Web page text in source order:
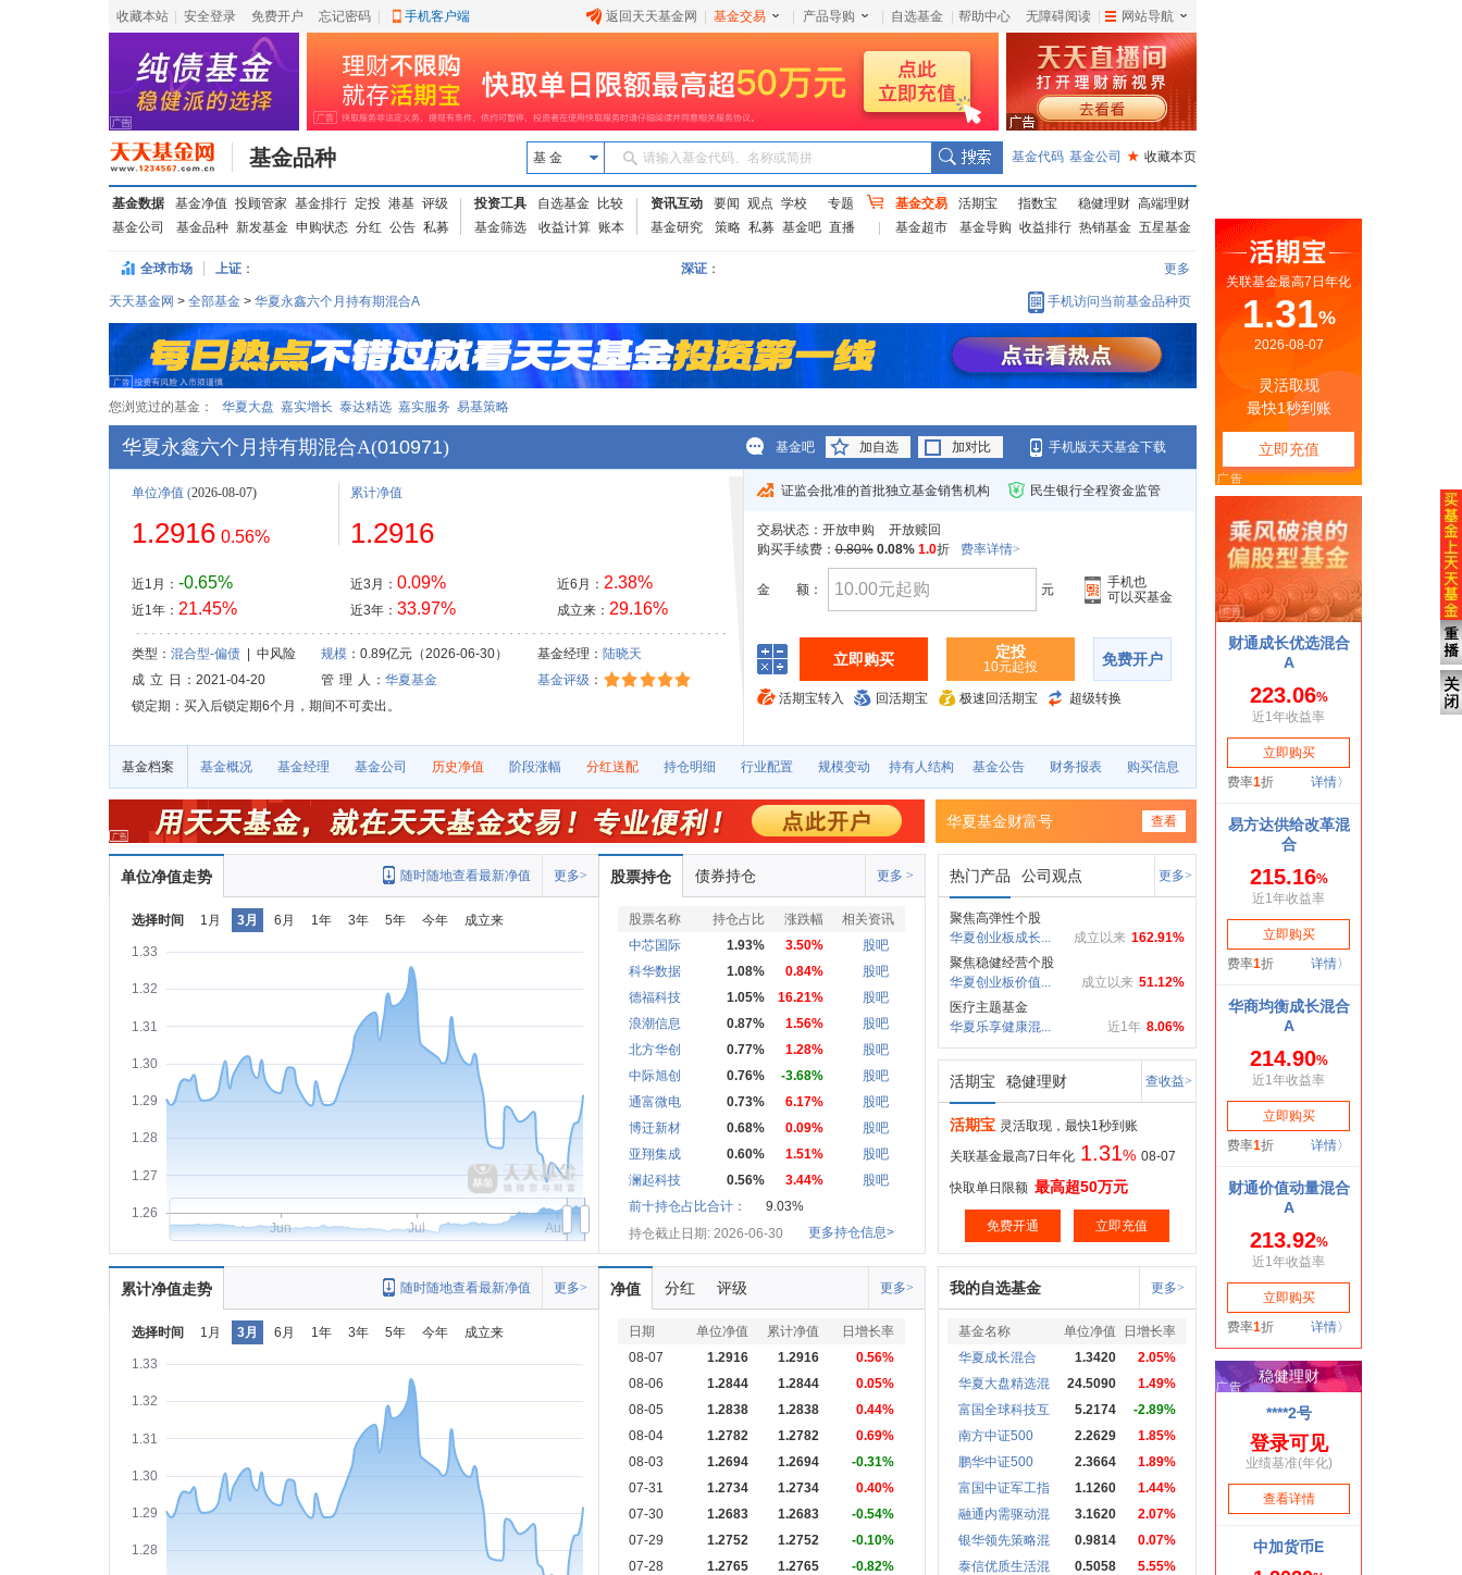
收藏本站 安全登录 免费开户 忘记密码 手机客户端 返回天天基金网 基金交易 产品导购 自选基金 帮助中心 无障碍阅读 网站导航
基金品种 基 金 请输入基金代码、名称或简拼 基金代码 基金公司 ★ 收藏本页
基金数据 基金净值 投顾管家 基金排行 定投 港基 评级
基金公司
基金品种 新发基金 申购状态 分红 公告 私募
投资工具 自选基金
比较
基金筛选
收益计算 账本
资讯互动 要闻 观点 学校
专题
基金研究
策略 私募 基金吧 直播
基金交易 活期宝 指数宝 稳健理财 高端理财
基金超市
基金导购 收益排行 热销基金 五星基金
全球市场 上证： 深证： 更多
天天基金网 > 全部基金 > 华夏永鑫六个月持有期混合A 手机访问当前基金品种页
您浏览过的基金： 华夏大盘 嘉实增长 泰达精选 嘉实服务 易基策略
华夏永鑫六个月持有期混合A(010971) 基金吧 加自选 加对比 手机版天天基金下载
单位净值 (2026-08-07)
1.2916 0.56%
近1月： -0.65%
近1年： 21.45%
累计净值
1.2916
近3月： 0.09%
近3年： 33.97%
近6月： 2.38%
成立来： 29.16%
类型： 混合型-偏债| 中风险 规模：0.89亿元（2026-06-30） 基金经理： 陆晓天
成 立 日
：2021-04-20 管 理 人 ： 华夏基金 基金评级 ：
锁定期：买入后锁定期6个月，期间不可卖出。
证监会批准的首批独立基金销售机构 民生银行全程资金监管
交易状态： 开放申购
开放赎回
购买手续费：0.80% 0.08% 1.0折 费率详情>
金 额： 元
手机也
可以买基金
立即购买 定投
10元起投 免费开户
活期宝转入 回活期宝 极速回活期宝 超级转换
基金档案 基金概况 基金经理 基金公司 历史净值 阶段涨幅 分红送配 持仓明细 行业配置 规模变动 持有人结构 基金公告 财务报表 购买信息
华夏基金财富号 查看
单位净值走势 更多>
随时随地查看最新净值
选择时间 1月 3月 6月 1年 3年 5年 今年 成立来
1.26
1.27
1.28
1.29
1.30
1.31
1.32
1.33
Jun Jul Aug
股票持仓 债券持仓 更多 >
股票名称 持仓占比 涨跌幅
相关资讯
中芯国际
1.93% 3.50%
股吧
科华数据
1.08% 0.84%
股吧
德福科技
1.05% 16.21%
股吧
浪潮信息
0.87% 1.56%
股吧
北方华创
0.77% 1.28%
股吧
中际旭创
0.76% -3.68%
股吧
通富微电
0.73% 6.17%
股吧
博迁新材
0.68% 0.09%
股吧
亚翔集成
0.60% 1.51%
股吧
澜起科技
0.56% 3.44%
股吧
前十持仓占比合计：
9.03%
持仓截止日期: 2026-06-30
更多持仓信息>
热门产品 公司观点 更多>
聚焦高弹性个股
162.91%
成立以来
华夏创业板成长...
聚焦稳健经营个股
51.12%
成立以来
华夏创业板价值...
医疗主题基金
8.06%
近1年
华夏乐享健康混...
活期宝 稳健理财 查收益>
活期宝 灵活取现，最快1秒到账
关联基金最高7日年化 1.31% 08-07
快取单日限额 最高超50万元
免费开通 立即充值
累计净值走势 更多>
随时随地查看最新净值
选择时间 1月 3月 6月 1年 3年 5年 今年 成立来
1.28
1.29
1.30
1.31
1.32
1.33
净值 分红 评级 更多>
日期 单位净值 累计净值
日增长率
08-07
1.2916 1.2916
0.56%
08-06
1.2844 1.2844
0.05%
08-05
1.2838 1.2838
0.44%
08-04
1.2782 1.2782
0.69%
08-03
1.2694 1.2694
-0.31%
07-31
1.2734 1.2734
0.40%
07-30
1.2683 1.2683
-0.54%
07-29
1.2752 1.2752
-0.10%
07-28
1.2765 1.2765
-0.82%
我的自选基金 更多>
基金名称 单位净值
日增长率
华夏成长混合
1.3420
2.05%
华夏大盘精选混
24.5090
1.49%
富国全球科技互
5.2174
-2.89%
南方中证500
2.2629
1.85%
鹏华中证500
2.3664
1.89%
富国中证军工指
1.1260
1.44%
融通内需驱动混
3.1620
2.07%
银华领先策略混
0.9814
0.07%
泰信优质生活混
0.5058
5.55%